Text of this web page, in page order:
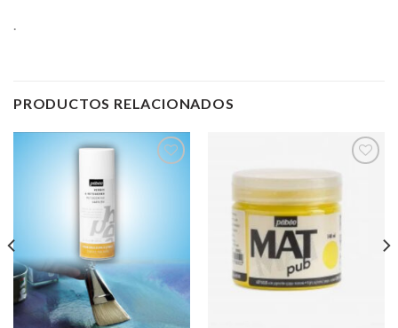
.
PRODUCTOS RELACIONADOS